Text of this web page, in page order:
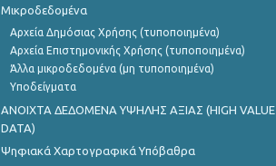
Μικροδεδομένα
Αρχεία Δημόσιας Χρήσης (τυποποιημένα)
Αρχεία Επιστημονικής Χρήσης (τυποποιημένα)
Άλλα μικροδεδομένα (μη τυποποιημένα)
Υποδείγματα
ANOIXTA ΔΕΔΟΜΕΝΑ ΥΨΗΛΗΣ ΑΞΙΑΣ (HIGH VALUE
DATA)
Ψηφιακά Χαρτογραφικά Υπόβαθρα